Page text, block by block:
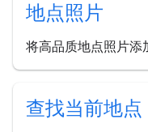
地点照片
将高品质地点照片添
查找当前地点